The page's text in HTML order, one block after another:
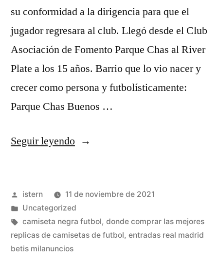
su conformidad a la dirigencia para que el
jugador regresara al club. Llegó desde el Club
Asociación de Fomento Parque Chas al River
Plate a los 15 años. Barrio que lo vio nacer y
crecer como persona y futbolísticamente:
Parque Chas Buenos …
Seguir leyendo«15
Hacen
Los
Hombres
Publicado
por
istern
11 de noviembre de 2021
Publicado
en
Uncategorized
Etiquetas:
camiseta negra futbol, donde comprar las mejores
replicas de camisetas de futbol, entradas real madrid
betis milanuncios